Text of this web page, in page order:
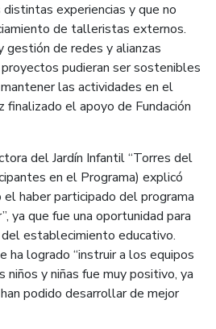
experiencias y que no
de talleristas externos.
gestión de redes y alianzas
pudieran ser sostenibles
las actividades en el
el apoyo de Fundación
del Jardín Infantil “Torres del
en el Programa) explicó
el haber participado del programa
ya que fue una oportunidad para
establecimiento educativo.
ha logrado “instruir a los equipos
niños y niñas fue muy positivo, ya
podido desarrollar de mejor